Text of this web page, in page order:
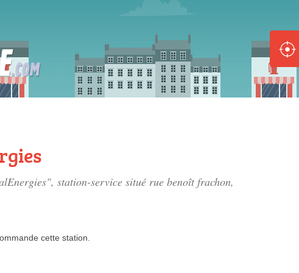
station-service situé rue benoît frachon,
cette station.
Gazole :
Disponible Épuisé
SP 98 :
SP 95 :
Disponible Épuisé